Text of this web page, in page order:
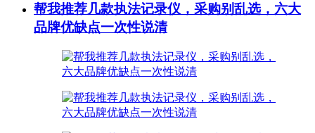
帮我推荐几款执法记录仪，采购别乱选，六大
品牌优缺点一次性说清